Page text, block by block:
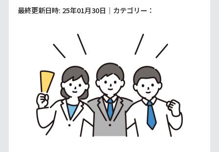
最終更新日時: 25年01月30日｜カテゴリー：